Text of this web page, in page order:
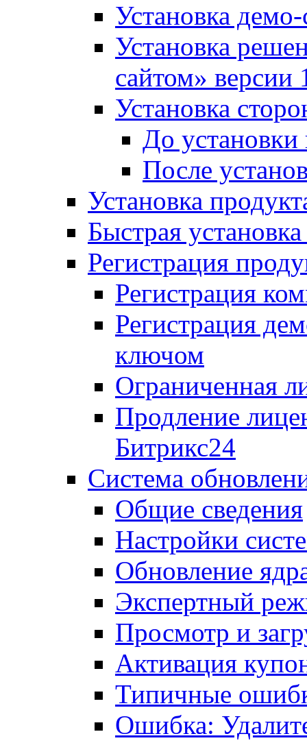
Установка
Установка
сайтом»
Установка
До установки
После
Установка
Быстрая
Регистрация
Регистрация
Регистрация
ключом
Ограниченная
Продление
Битрикс24
Система
Общие сведения
Настройки
Обновление
Экспертный
Просмотр и
Активация
Типичные
Ошибка: